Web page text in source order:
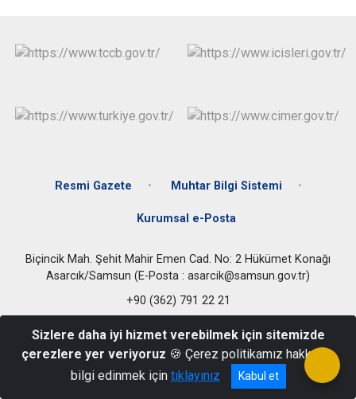
Resmi Gazete Muhtar Bilgi Sistemi
Kurumsal e-Posta
Biçincik Mah. Şehit Mahir Emen Cad. No: 2 Hükümet Konağı
Asarcık/Samsun (E-Posta : asarcik@samsun.gov.tr)
+90 (362) 791 22 21
Sizlere daha iyi hizmet verebilmek için sitemizde
çerezlere yer veriyoruz 🍪 Çerez politikamız hakkında
bilgi edinmek için tıklayınız Kabul et